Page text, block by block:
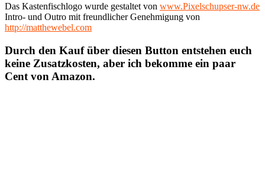
Das Kastenfischlogo wurde gestaltet von www.Pixelschupser-nw.de
Intro- und Outro mit freundlicher Genehmigung von
http://matthewebel.com
Durch den Kauf über diesen Button entstehen euch
keine Zusatzkosten, aber ich bekomme ein paar
Cent von Amazon.